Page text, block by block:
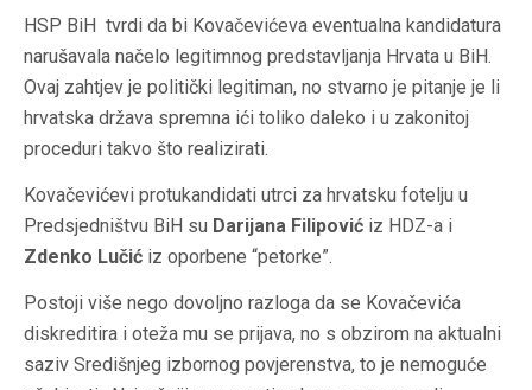
HSP BiH tvrdi da bi Kovačevićeva eventualna kandidatura
narušavala načelo legitimnog predstavljanja Hrvata u BiH.
Ovaj zahtjev je politički legitiman, no stvarno je pitanje je li
hrvatska država spremna ići toliko daleko i u zakonitoj
proceduri takvo što realizirati.
Kovačevićevi protukandidati utrci za hrvatsku fotelju u
Predsjedništvu BiH su Darijana Filipović iz HDZ-a i
Zdenko Lučić iz oporbene “petorke”.
Postoji više nego dovoljno razloga da se Kovačevića
diskreditira i oteža mu se prijava, no s obzirom na aktualni
saziv Središnjeg izbornog povjerenstva, to je nemoguće